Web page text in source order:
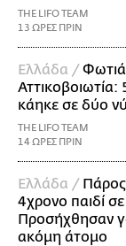
THE LIFO TEAM
13 ΩΡΕΣ ΠΡΙΝ
Ελλάδα /
κάηκε σε δύο
THE LIFO TEAM
14 ΩΡΕΣ ΠΡΙΝ
Ελλάδα /
4χρονο παιδί σε
Προσήχθησαν
ακόμη άτομο